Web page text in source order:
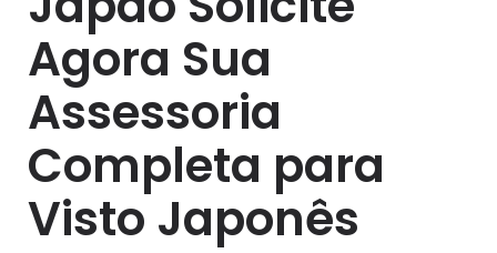
Agora Sua
Assessoria
Completa para
Visto Japonês